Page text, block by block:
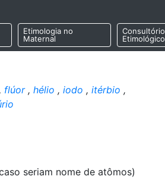
Etimologia no
Maternal
Consultório
Etimológico
, flúor, hélio , iodo , itérbio ,
seriam nome de atômos)